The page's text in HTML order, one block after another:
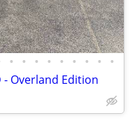
• • • • • • • • •
- Overland Edition